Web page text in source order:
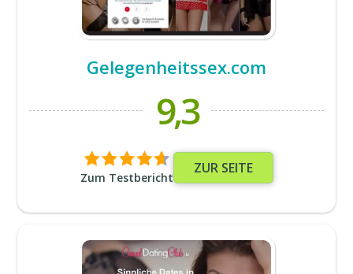
Gelegenheitssex.com
9,3
Zum Testbericht
ZUR SEITE